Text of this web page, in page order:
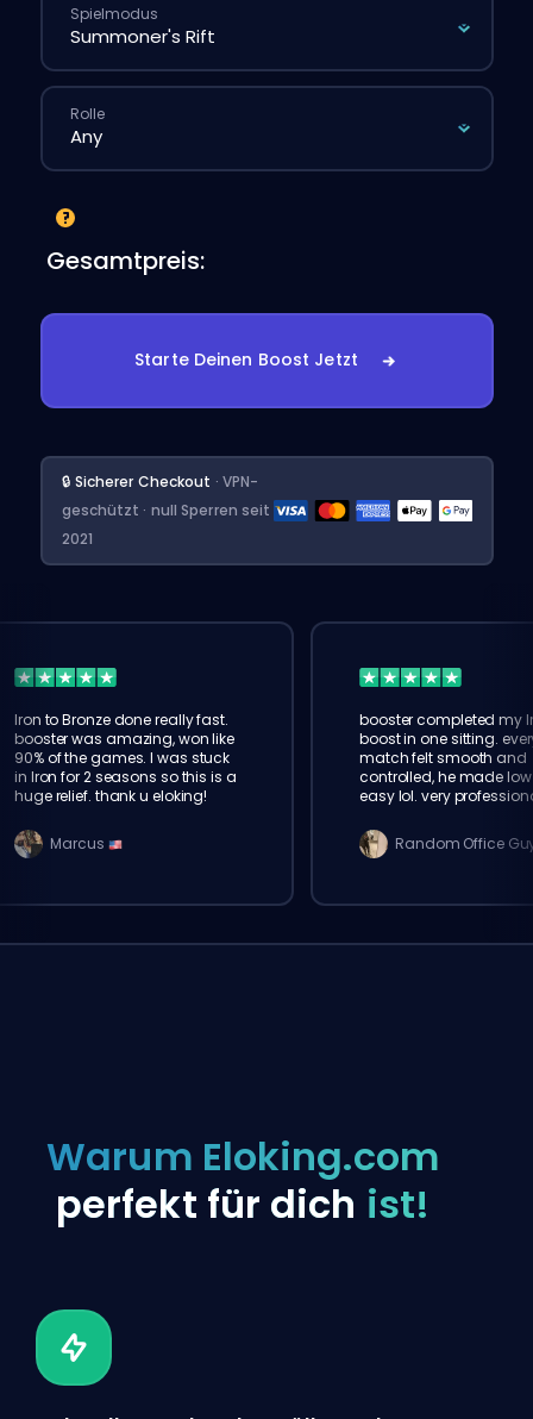
Spielmodus
Rolle
Gesamtpreis:
Starte Deinen Boost Jetzt
🔒 Sicherer Checkout · VPN-
geschützt · null Sperren seit
2021
Iron to Bronze done really fast.
booster was amazing, won like
90% of the games. I was stuck
in Iron for 2 seasons so this is a
huge relief. thank u eloking!
Marcus
booster completed my
boost in one sitting.
match felt smooth and
controlled, he made
easy lol. very
Random Office
Warum Eloking.com
perfekt für dich ist!